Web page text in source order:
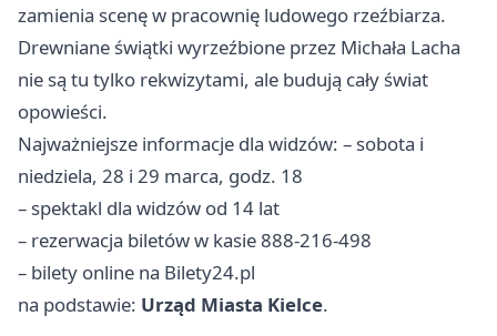
zamienia scenę w pracownię ludowego rzeźbiarza.
Drewniane świątki wyrzeźbione przez Michała Lacha
nie są tu tylko rekwizytami, ale budują cały świat
opowieści.
Najważniejsze informacje dla widzów: – sobota i
niedziela, 28 i 29 marca, godz. 18
– spektakl dla widzów od 14 lat
– rezerwacja biletów w kasie 888-216-498
– bilety online na Bilety24.pl
na podstawie: Urząd Miasta Kielce.